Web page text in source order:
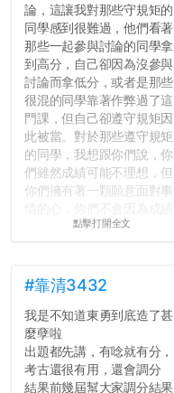
論，這讓我對那些守規矩的
同學感到很難過，他們看著
那些一起參與討論的同學拿
到高分，自己卻因為沒參與
討論而拿低分，或者是那些
很混的同學靠著作弊過了這
門課，但自己卻遵守規矩因
此被當。對於那些遵守規矩
的同學，我想跟你們說，你
們雖然成績可能不理想，但
你們擁有著一顆願意面對事
壓力而選擇逃避(作弊)，在
績無法體現你們的努力，但
往後你們正直的態度一定會
讓你們在社會上適應得更
好。最後，那些作弊的同
學，你們要瞭解到作弊對你
們而言是沒有任何好處的，
大學是你們唯一可以勇敢認
點擊打開全文
#靠清3432
我是不知道東勇到底造了甚
麼孽啦
出題都先講，有唸就有分，
考古還很有用，還會調分
結果前幾屆幫大家調分結果